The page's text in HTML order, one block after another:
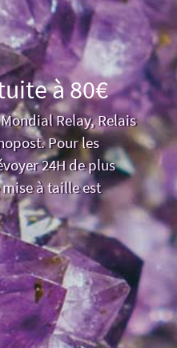
à 80€
Relay, Relais
Pour les
24H de plus
à taille est